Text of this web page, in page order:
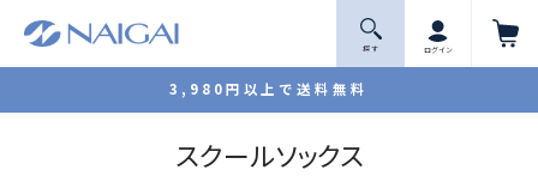
3,980円以上で送料無料
探 す ログイン
スクールソックス